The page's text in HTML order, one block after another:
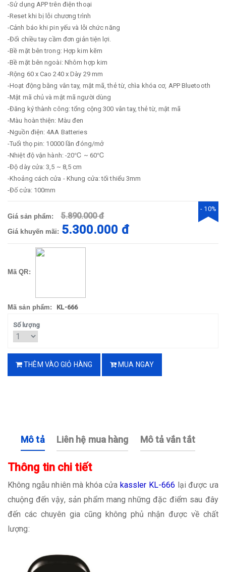
-Sử dụng APP trên điện thoại
-Reset khi bị lỗi chương trình
-Cảnh báo khi pin yếu và lỗi chức năng
-Đổi chiều tay cầm đơn giản tiện lợi.
-Bề mặt bên trong: Hợp kim kẽm
-Bề mặt bên ngoài: Nhôm hợp kim
-Rộng 60 x Cao 240 x Dày 29 mm
-Hoạt động bằng vân tay, mật mã, thẻ từ, chìa khóa cơ, APP Bluetooth
-Mật mã chủ và mật mã người dùng
-Đăng ký thành công: tổng cộng 300 vân tay, thẻ từ, mật mã
-Màu hoàn thiện: Màu đen
-Nguồn điện: 4AA Batteries
-Tuổi thọ pin: 10000 lần đóng/mở
-Nhiệt độ vận hành: -20℃ ~ 60℃
-Độ dày cửa: 3,5 ~ 8,5 cm
-Khoảng cách cửa - Khung cửa: tối thiểu 3mm
-Đố cửa: 100mm
Giá sản phẩm: 5.890.000 đ
Giá khuyến mãi: 5.300.000 đ
- 10%
Mã QR:
Mã sản phẩm: KL-666
Số lượng
THÊM VÀO GIỎ HÀNG MUA NGAY
Mô tả Liên hệ mua hàng Mô tả vắn tắt
Thông tin chi tiết
Không ngẫu nhiên mà khóa cửa kassler KL-666 lại được ưa
chuộng đến vậy, sản phẩm mang những đặc điểm sau đây
đến các chuyên gia cũng không phủ nhận được về chất
lượng: